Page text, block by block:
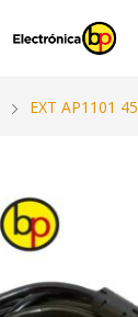
EXT AP1101 45